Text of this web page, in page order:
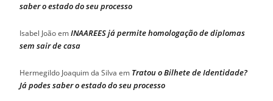
saber o estado do seu processo
Isabel JoãoemINAAREES já permite homologação de diplomas
sem sair de casa
Hermegildo Joaquim da Silva em Tratou o Bilhete de Identidade?
Já podes saber o estado do seu processo